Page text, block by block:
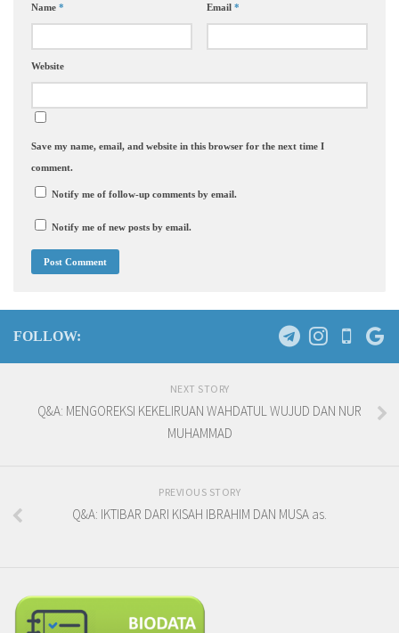
Name * Email *
Website
Save my name, email, and website in this browser for the next time I
comment.
Notify me of follow-up comments by email.
Notify me of new posts by email.
FOLLOW:
NEXT STORY
Q&A: MENGOREKSI KEKELIRUAN WAHDATUL WUJUD DAN NUR
MUHAMMAD
PREVIOUS STORY
Q&A: IKTIBAR DARI KISAH IBRAHIM DAN MUSA as.